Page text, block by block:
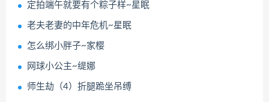
定拍端午就要有个粽子样~星眠
老夫老妻的中年危机~星眠
怎么绑小胖子~家樱
网球小公主~缇娜
师生劫（4）折腿跪坐吊缚